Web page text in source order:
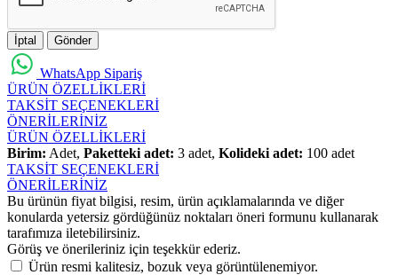
İptal Gönder
WhatsApp Sipariş
ÜRÜN ÖZELLİKLERİ
TAKSİT SEÇENEKLERİ
ÖNERİLERİNİZ
ÜRÜN ÖZELLİKLERİ
Birim: Adet, Paketteki adet: 3 adet, Kolideki adet: 100 adet
TAKSİT SEÇENEKLERİ
ÖNERİLERİNİZ
Bu ürünün fiyat bilgisi, resim, ürün açıklamalarında ve diğer
konularda yetersiz gördüğünüz noktaları öneri formunu kullanarak
tarafımıza iletebilirsiniz.
Görüş ve önerileriniz için teşekkür ederiz.
Ürün resmi kalitesiz, bozuk veya görüntülenemiyor.